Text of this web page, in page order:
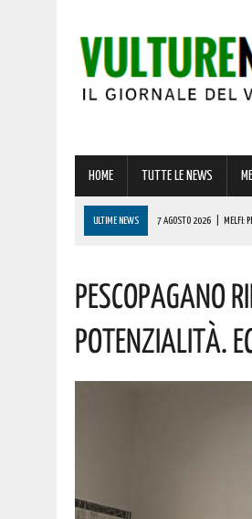
HOME TUTTE LE NEWS
ULTIME NEWS 7 AGOSTO 2026 MELFI:
BARDI RICEVE
7 AGOSTO 2026 | RIONERO CELEBRA
7 AGOSTO 2026 BENZINA ANNACQUATA E
Pescopagano
Potenzialità.